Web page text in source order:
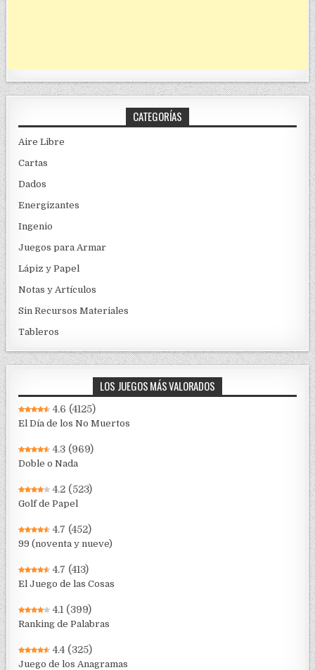
CATEGORÍAS
Aire Libre
Cartas
Dados
Energizantes
Ingenio
Juegos para Armar
Lápiz y Papel
Notas y Artículos
Sin Recursos Materiales
Tableros
LOS JUEGOS MÁS VALORADOS
4.6 (4125)
El Día de los No Muertos
4.3 (969)
Doble o Nada
4.2 (523)
Golf de Papel
4.7 (452)
99 (noventa y nueve)
4.7 (413)
El Juego de las Cosas
4.1 (399)
Ranking de Palabras
4.4 (325)
Juego de los Anagramas